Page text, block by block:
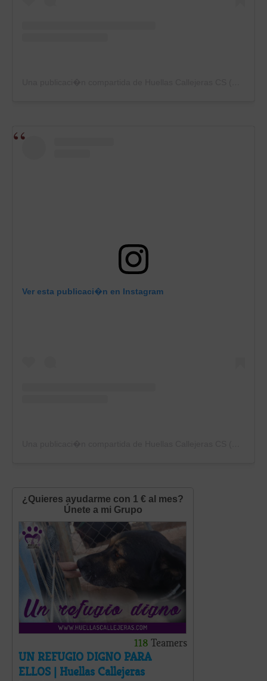
Ver esta publicaci�n en Instagram